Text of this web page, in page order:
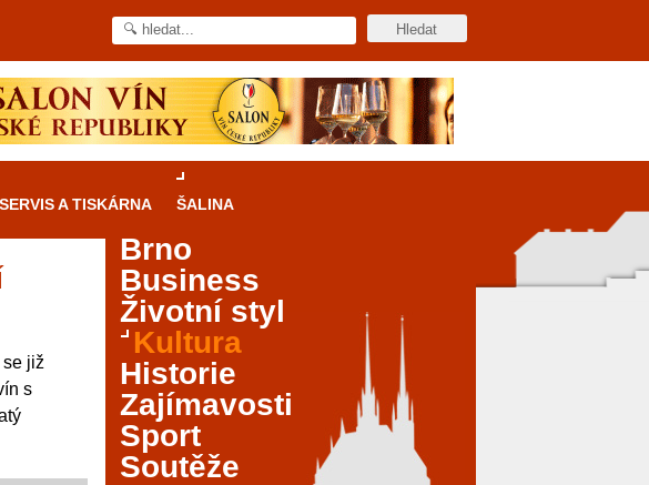
A TISKÁRNA ŠALINA
již
s
Od
skvělé
je ale také
vyzkoušet
moravské
Brno
Business
Životní styl
Kultura
Historie
Zajímavosti
Sport
Soutěže